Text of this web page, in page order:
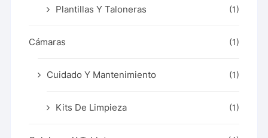
Plantillas Y Taloneras (1)
Cámaras (1)
Cuidado Y Mantenimiento (1)
Kits De Limpieza (1)